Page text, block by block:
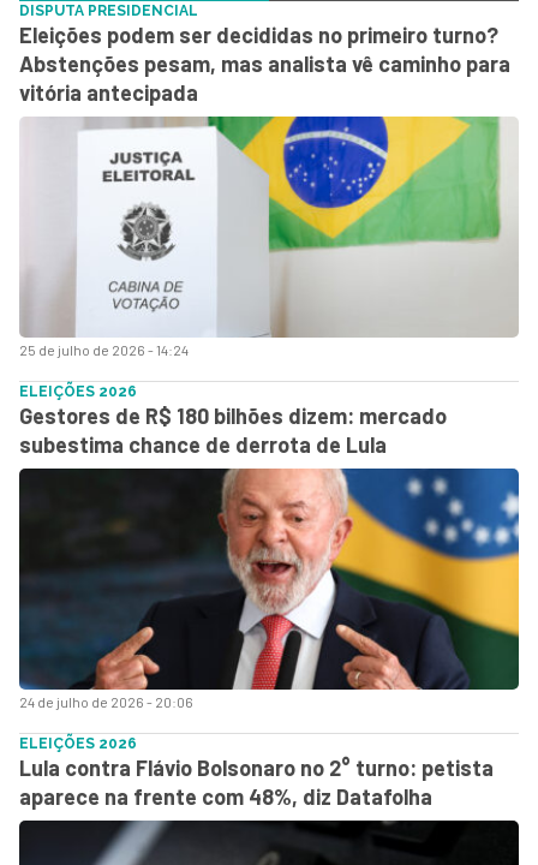
25 de julho de 2026 - 14:24
DISPUTA PRESIDENCIAL
Eleições podem ser decididas no primeiro turno?
Abstenções pesam, mas analista vê caminho para
vitória antecipada
24 de julho de 2026 - 20:06
ELEIÇÕES 2026
Gestores de R$ 180 bilhões dizem: mercado
subestima chance de derrota de Lula
ELEIÇÕES 2026
Lula contra Flávio Bolsonaro no 2° turno: petista
aparece na frente com 48%, diz Datafolha